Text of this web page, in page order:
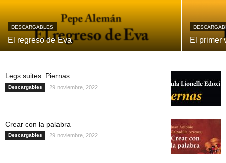
DESCARGABLES
El regreso de Eva El primer
Legs suites. Piernas
Descargables 29 noviembre, 2022
Crear con la palabra
Descargables 29 noviembre, 2022